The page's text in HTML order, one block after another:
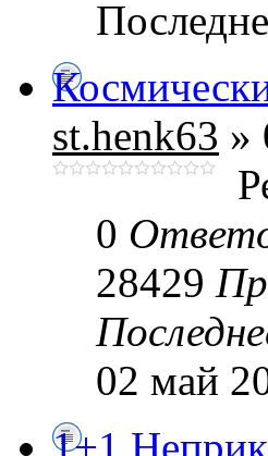
st.henk63 »
0
28429
02 май